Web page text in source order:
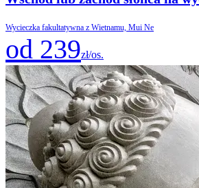
Wycieczka fakultatywna z Wietnamu, Mui Ne
od 239zł/os.